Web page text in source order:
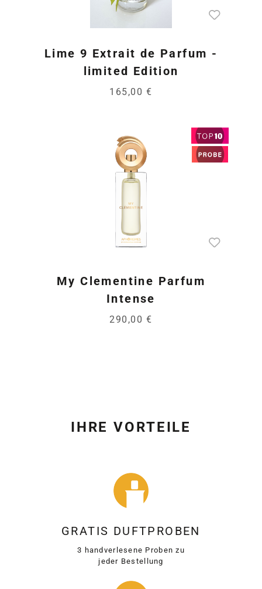
Lime 9 Extrait de Parfum -
limited Edition
165,00 €
My Clementine Parfum
Intense
290,00 €
IHRE VORTEILE
GRATIS DUFTPROBEN
3 handverlesene Proben zu
jeder Bestellung